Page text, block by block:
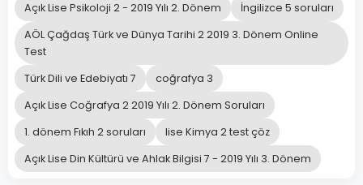
Açık Lise Psikoloji 2 - 2019 Yılı 2. Dönem
İngilizce 5 soruları
AÖL Çağdaş Türk ve Dünya Tarihi 2 2019 3. Dönem Online
Test
Türk Dili ve Edebiyatı 7
coğrafya 3
Açık Lise Coğrafya 2 2019 Yılı 2. Dönem Soruları
1. dönem Fıkıh 2 soruları
lise Kimya 2 test çöz
Açık Lise Din Kültürü ve Ahlak Bilgisi 7 - 2019 Yılı 3. Dönem